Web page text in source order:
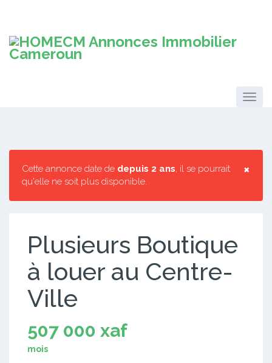
×
Cette annonce date de depuis 2 ans, il se pourrait
qu'elle ne soit plus disponible.
Plusieurs Boutique
à louer au Centre-
Ville
507 000 xaf
mois